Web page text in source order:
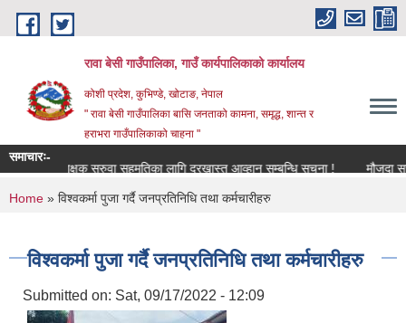
Skip to main content
रावा बेसी गाउँपालिका, गाउँ कार्यपालिकाको कार्यालय
कोशी प्रदेश, कुभिण्डे, खोटाङ, नेपाल
" रावा बेसी गाउँपालिका बासि जनताको कामना, समृद्ध, शान्त र
हराभरा गाउँपालिकाको चाहना "
समाचारः-
शिक्षक सरुवा सहमतिका लागि दरखास्त आव्हान सम्बन्धि सूचना !
मौजुदा सूची
You are here
Home » विश्वकर्मा पुजा गर्दै जनप्रतिनिधि तथा कर्मचारीहरु
विश्वकर्मा पुजा गर्दै जनप्रतिनिधि तथा कर्मचारीहरु
Submitted on: Sat, 09/17/2022 - 12:09